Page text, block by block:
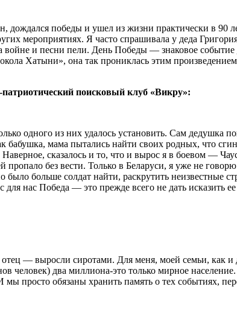
победы и ушел из жизни практически в 90
мероприятиях. Я часто спрашивала у деда
войне и песни пели. День Победы — знаковое
Хатыни», она так прониклась этим
поисковый клуб «Викру»:
одного из них удалось установить. Сам дедушка
мама пытались найти своих родных, что
сказалось и то, что и вырос я в боевом —
без вести. Только в Беларуси, я уже не
больше солдат найти, раскрутить неизвестные
нас Победа — это прежде всего не дать исказить ее
— выросли сиротами. Для меня, моей семьи, как и
человек) два миллиона-это только мирное
просто обязаны хранить память о тех событиях,